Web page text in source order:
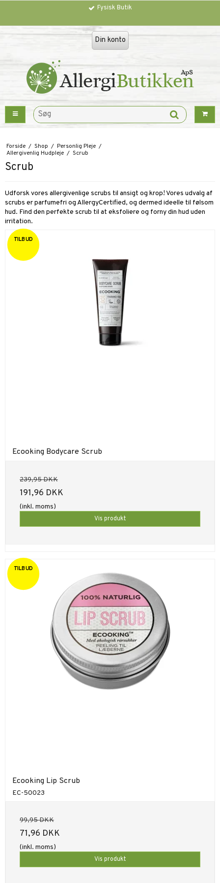
Fysisk Butik
Din konto
Forside / Shop / Personlig Pleje /
Allergivenlig Hudpleje / Scrub
Scrub
Udforsk vores allergivenlige scrubs til ansigt og krop! Vores udvalg af
scrubs er parfumefri og AllergyCertified, og dermed ideelle til følsom
hud. Find den perfekte scrub til at eksfoliere og forny din hud uden
irritation.
TILBUD
Ecooking Bodycare Scrub
239,95 DKK
191,96 DKK
(inkl. moms)
Vis produkt
TILBUD
Ecooking Lip Scrub
EC-50023
99,95 DKK
71,96 DKK
(inkl. moms)
Vis produkt